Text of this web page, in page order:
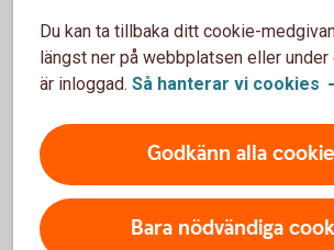
Du kan ta tillbaka ditt cookie-
längst ner på webbplatsen eller under
är inloggad. Så hanterar vi cookies
Godkänn alla
Bara nödvändiga